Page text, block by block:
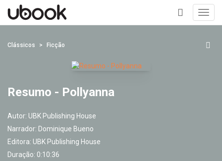
+
Clássicos Ficção
Resumo - Pollyanna
Autor: UBK Publishing House
Narrador: Dominique Bueno
Editora: UBK Publishing House
Duração: 0:10:36